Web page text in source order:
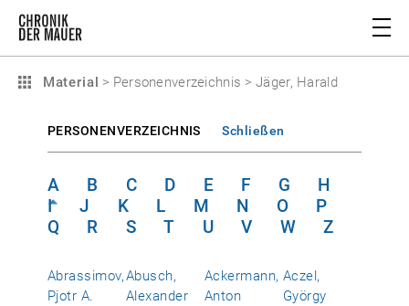
Material > Personenverzeichnis > Jäger, Harald
PERSONENVERZEICHNIS Schließen
A B C D E F G
H
I
J K L M N O
P
Q
R S T U V W Z
Abrassimov,
Pjotr A.
Abusch,
Alexander
Ackermann,
Anton
Aczel,
György